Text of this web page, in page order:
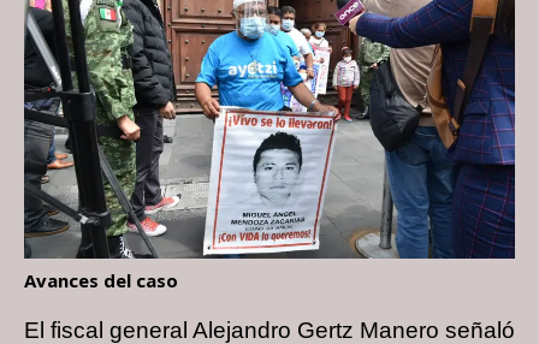
Avances del caso
El fiscal general Alejandro Gertz Manero señaló